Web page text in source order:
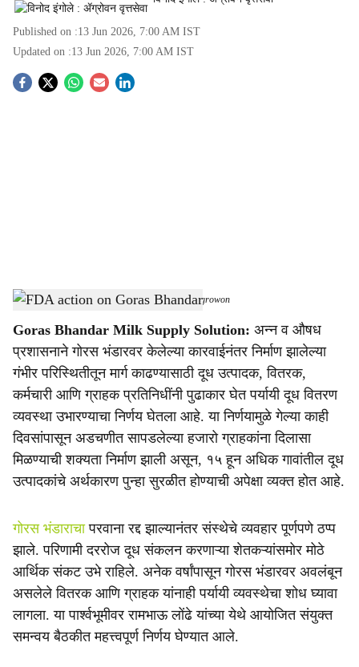
Published on :13 Jun 2026, 7:00 AM IST
Updated on :13 Jun 2026, 7:00 AM IST
S
a
r
e
Goras Bhandar closure impacts dairy farmers-Agrowon
Goras Bhandar Milk Supply Solution: अन्न व औषध
प्रशासनाने गोरस भंडारवर केलेल्या कारवाईनंतर निर्माण झालेल्या
गंभीर परिस्थितीतून मार्ग काढण्यासाठी दूध उत्पादक, वितरक,
कर्मचारी आणि ग्राहक प्रतिनिधींनी पुढाकार घेत पर्यायी दूध वितरण
व्यवस्था उभारण्याचा निर्णय घेतला आहे. या निर्णयामुळे गेल्या काही
दिवसांपासून अडचणीत सापडलेल्या हजारो ग्राहकांना दिलासा
मिळण्याची शक्यता निर्माण झाली असून, १५ हून अधिक गावांतील दूध
उत्पादकांचे अर्थकारण पुन्हा सुरळीत होण्याची अपेक्षा व्यक्त होत आहे.
गोरस भंडाराचापरवाना रद्द झाल्यानंतर संस्थेचे व्यवहार पूर्णपणे ठप्प
झाले. परिणामी दररोज दूध संकलन करणाऱ्या शेतकऱ्यांसमोर मोठे
आर्थिक संकट उभे राहिले. अनेक वर्षांपासून गोरस भंडारवर अवलंबून
असलेले वितरक आणि ग्राहक यांनाही पर्यायी व्यवस्थेचा शोध घ्यावा
लागला. या पार्श्वभूमीवर रामभाऊ लोंढे यांच्या येथे आयोजित संयुक्त
समन्वय बैठकीत महत्त्वपूर्ण निर्णय घेण्यात आले.